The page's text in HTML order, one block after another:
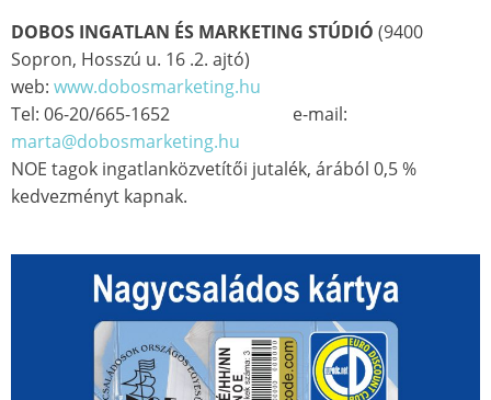
DOBOS INGATLAN ÉS MARKETING STÚDIÓ (9400
Sopron, Hosszú u. 16 .2. ajtó)
web: www.dobosmarketing.hu
Tel: 06-20/665-1652 e-mail:
marta@dobosmarketing.hu
NOE tagok ingatlanközvetítői jutalék, árából 0,5 %
kedvezményt kapnak.